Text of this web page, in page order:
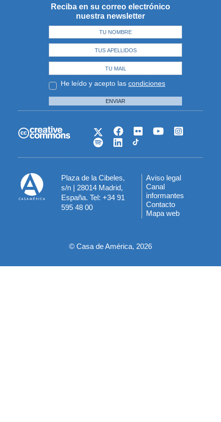
Reciba en su correo electrónico
nuestra newsletter
He leído y acepto las condiciones
ENVIAR
Plaza de la Cibeles,
s/n | 28014 Madrid,
España. Tel: +34 91
595 48 00
Menú
del
pie
Aviso legal
Canal
informantes
Contacto
Mapa web
© Casa de América, 2026